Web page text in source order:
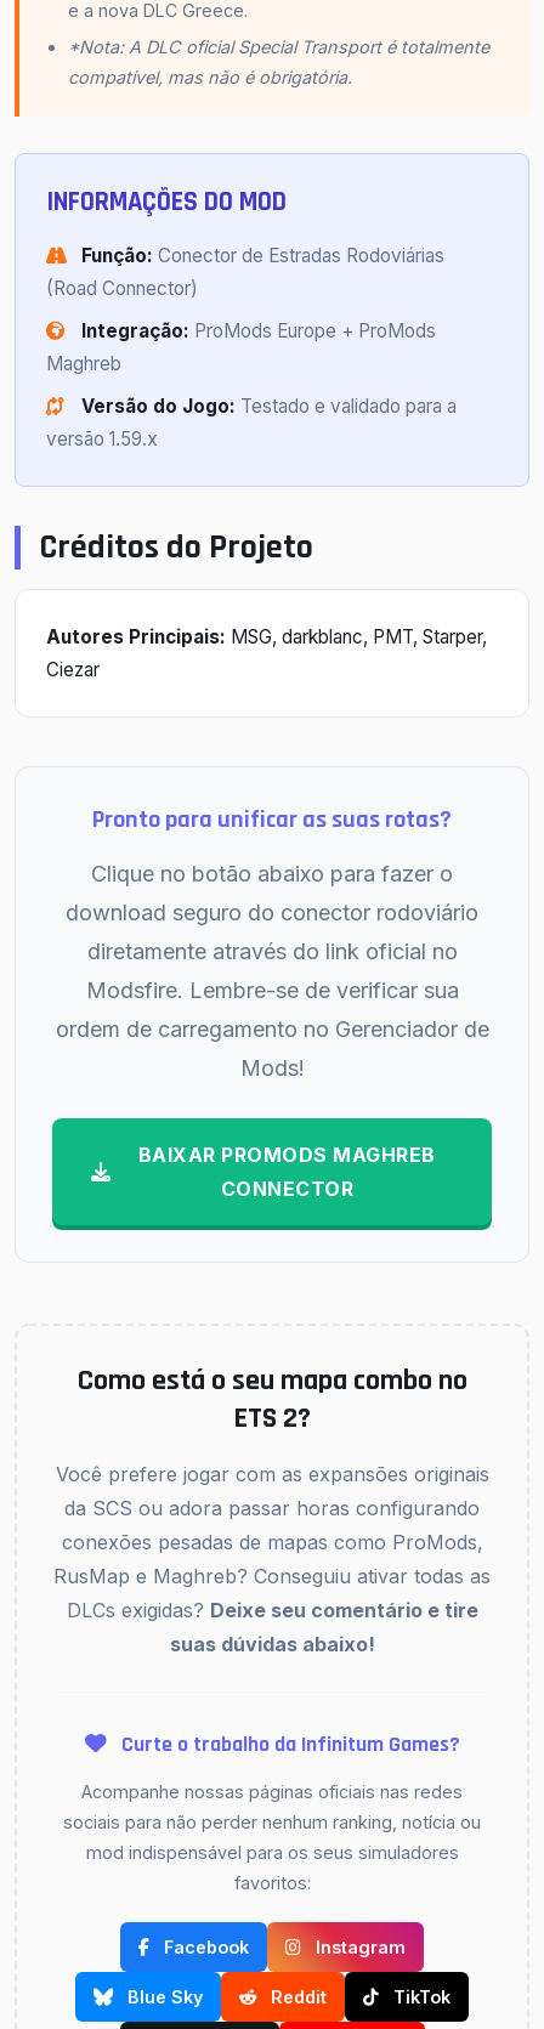
e a nova DLC Greece.
*Nota: A DLC oficial Special Transport é totalmente
compatível, mas não é obrigatória.
INFORMAÇÕES DO MOD
Função: Conector de Estradas Rodoviárias
(Road Connector)
Integração: ProMods Europe + ProMods
Maghreb
Versão do Jogo: Testado e validado para a
versão 1.59.x
Créditos do Projeto
Autores Principais: MSG, darkblanc, PMT, Starper,
Ciezar
Pronto para unificar as suas rotas?
Clique no botão abaixo para fazer o
download seguro do conector rodoviário
diretamente através do link oficial no
Modsfire. Lembre-se de verificar sua
ordem de carregamento no Gerenciador de
Mods!
BAIXAR PROMODS MAGHREB
CONNECTOR
Como está o seu mapa combo no
ETS 2?
Você prefere jogar com as expansões originais
da SCS ou adora passar horas configurando
conexões pesadas de mapas como ProMods,
RusMap e Maghreb? Conseguiu ativar todas as
DLCs exigidas? Deixe seu comentário e tire
suas dúvidas abaixo!
Curte o trabalho da Infinitum Games?
Acompanhe nossas páginas oficiais nas redes
sociais para não perder nenhum ranking, notícia ou
mod indispensável para os seus simuladores
favoritos:
Facebook Instagram
Blue Sky Reddit TikTok